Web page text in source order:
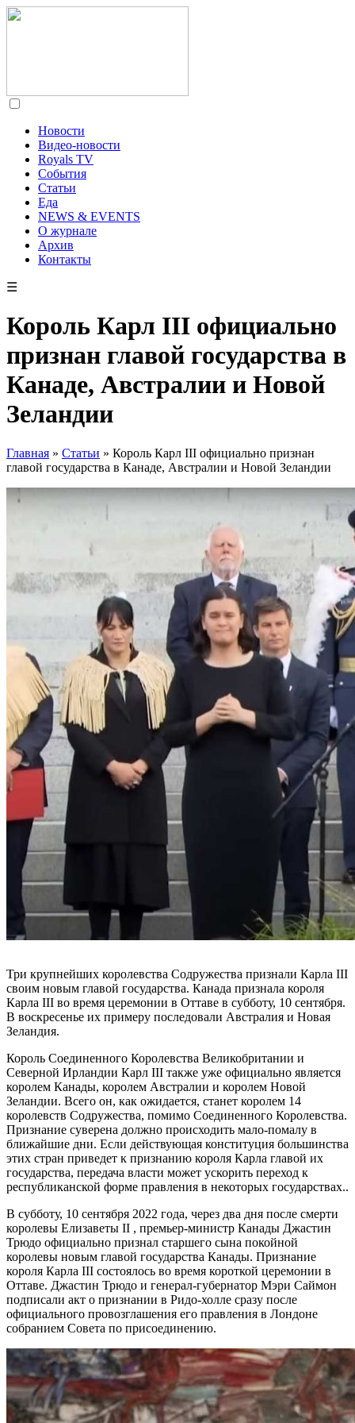
Новости
Видео-новости
Royals TV
События
Статьи
Еда
NEWS & EVENTS
О журнале
Архив
Контакты
☰
Король Карл III официально
признан главой государства в
Канаде, Австралии и Новой
Зеландии
Главная » Статьи » Король Карл III официально признан
главой государства в Канаде, Австралии и Новой Зеландии
Три крупнейших королевства Содружества признали Карла III
своим новым главой государства. Канада признала короля
Карла III во время церемонии в Оттаве в субботу, 10 сентября.
В воскресенье их примеру последовали Австралия и Новая
Зеландия.
Король Соединенного Королевства Великобритании и
Северной Ирландии Карл III также уже официально является
королем Канады, королем Австралии и королем Новой
Зеландии. Всего он, как ожидается, станет королем 14
королевств Содружества, помимо Соединенного Королевства.
Признание суверена должно происходить мало-помалу в
ближайшие дни. Если действующая конституция большинства
этих стран приведет к признанию короля Карла главой их
государства, передача власти может ускорить переход к
республиканской форме правления в некоторых государствах..
В субботу, 10 сентября 2022 года, через два дня после смерти
королевы Елизаветы II , премьер-министр Канады Джастин
Трюдо официально признал старшего сына покойной
королевы новым главой государства Канады. Признание
короля Карла III состоялось во время короткой церемонии в
Оттаве. Джастин Трюдо и генерал-губернатор Мэри Саймон
подписали акт о признании в Ридо-холле сразу после
официального провозглашения его правления в Лондоне
собранием Совета по присоединению.